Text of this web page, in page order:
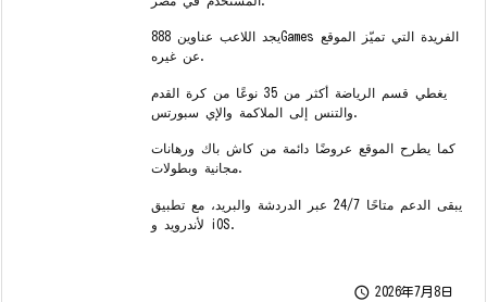
يجد اللاعب عناوين 888Games الفريدة التي تميّز الموقع
يغطي قسم الرياضة أكثر من 35 نوعًا من كرة القدم
كما يطرح الموقع عروضًا دائمة من كاش باك ورهانات
يبقى الدعم متاحًا 24/7 عبر الدردشة والبريد، مع تطبيق
لأندرويد و iOS.
 2026年7月8日